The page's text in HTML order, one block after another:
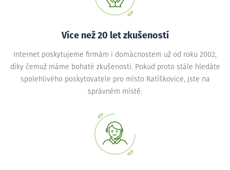
Více než 20 let zkušeností
Internet poskytujeme firmám i domácnostem už od roku 2002,
díky čemuž máme bohaté zkušenosti. Pokud proto stále hledáte
spolehlivého poskytovatele pro místo Ratíškovice, jste na
správném místě.